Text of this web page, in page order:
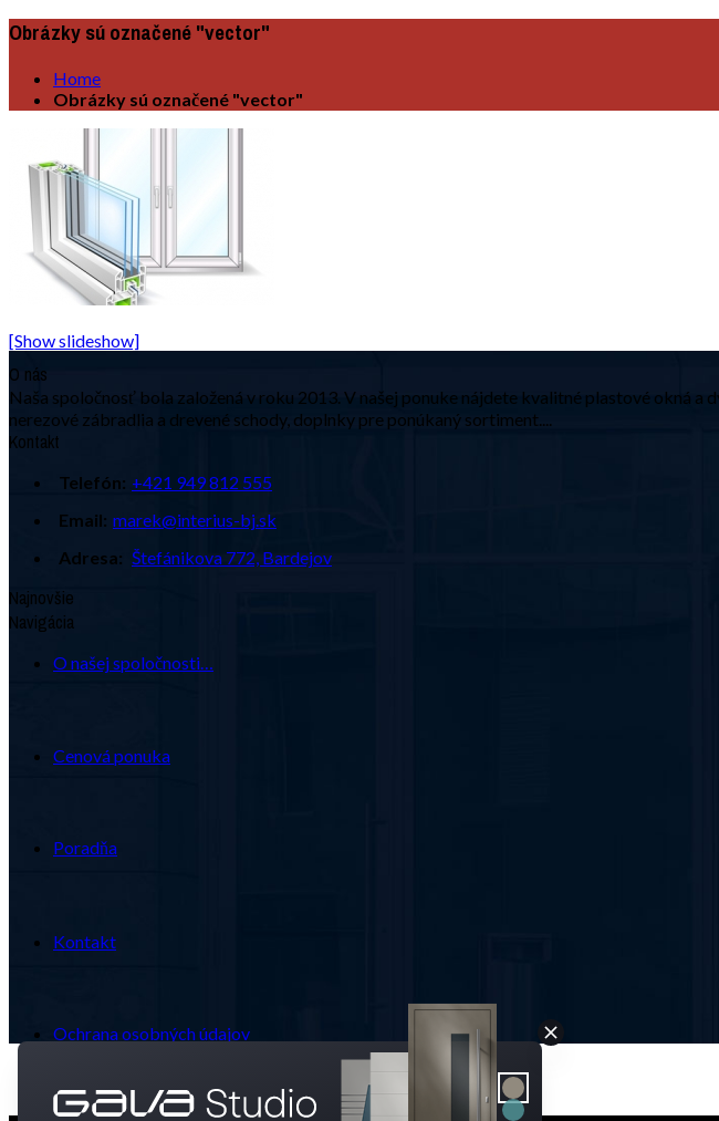
Obrázky sú označené "vector"
Home
Obrázky sú označené "vector"
[Show slideshow]
O nás
Naša spoločnosť bola založená v roku 2013. V našej ponuke nájdete kvalitné plastové okná
nerezové zábradlia a drevené schody, doplnky pre ponúkaný sortiment....
Kontakt
Telefón: +421 949 812 555
Email: marek@interius-bj.sk
Adresa: Štefánikova 772, Bardejov
Najnovšie
Navigácia
O našej spoločnosti…
Cenová ponuka
Poradňa
Kontakt
Ochrana osobných údajov